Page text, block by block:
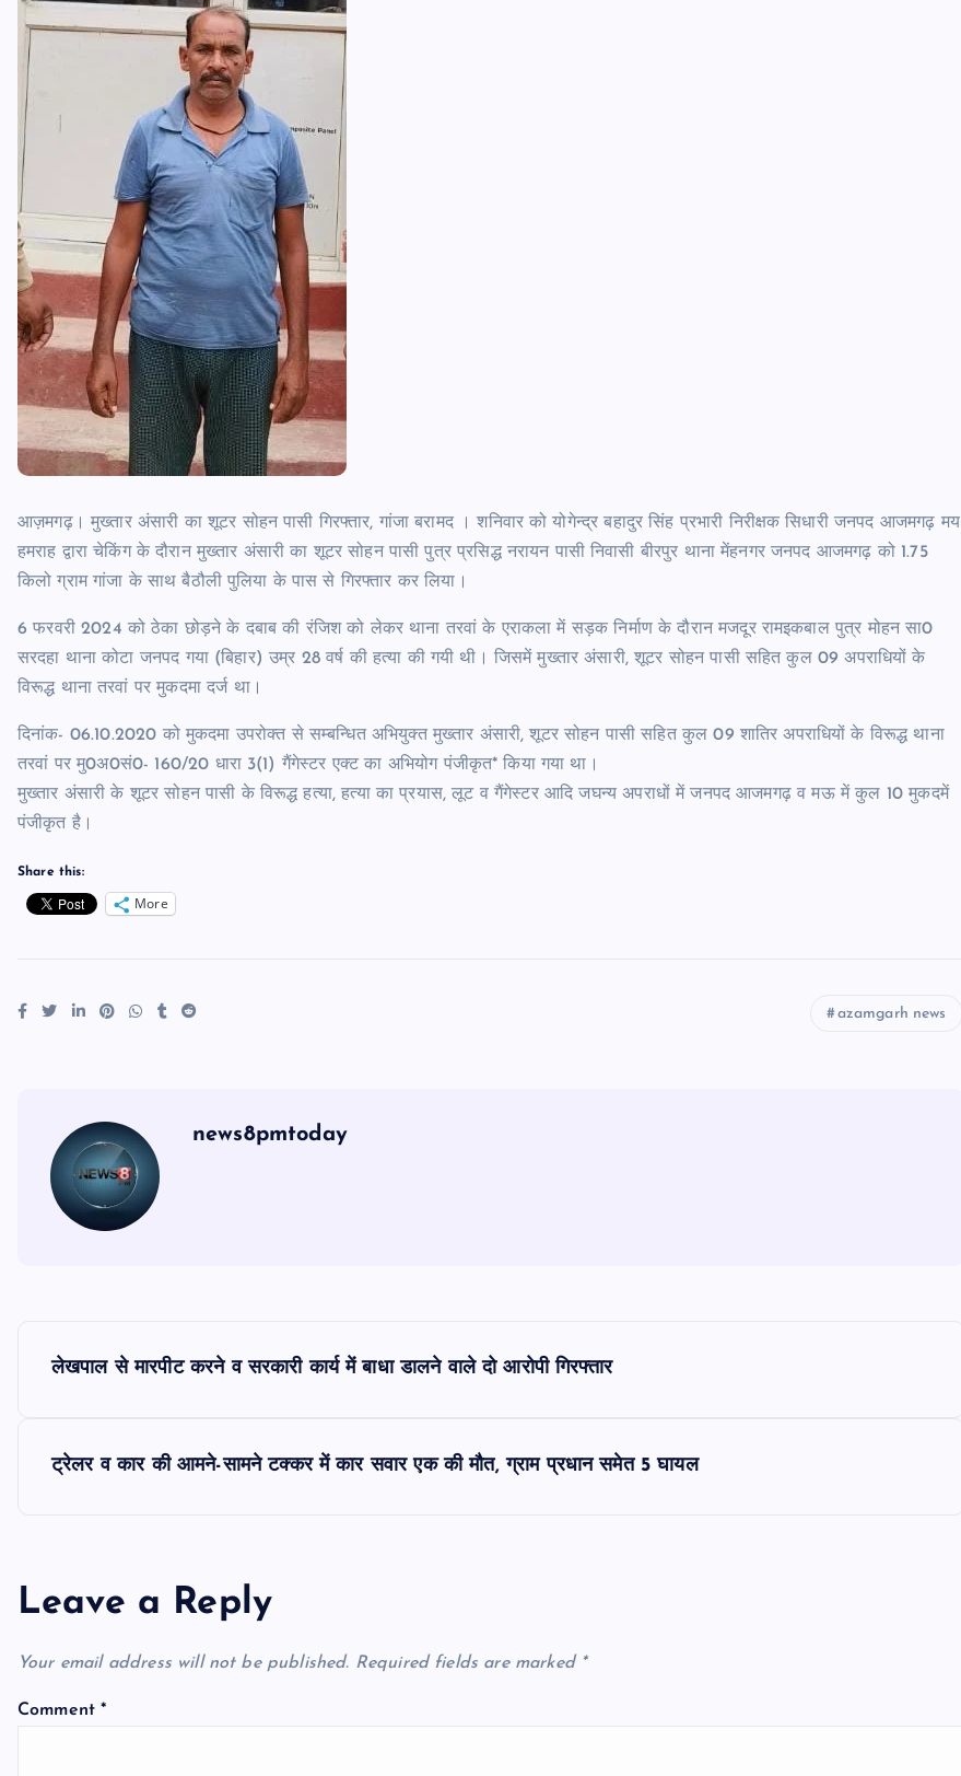
आज़मगढ़। मुख्तार अंसारी का शूटर सोहन पासी गिरफ्तार, गांजा बरामद । शनिवार को योगेन्द्र बहादुर सिंह प्रभारी निरीक्षक सिधारी जनपद आजमगढ़ मय
हमराह द्वारा चेकिंग के दौरान मुख्तार अंसारी का शूटर सोहन पासी पुत्र प्रसिद्ध नरायन पासी निवासी बीरपुर थाना मेंहनगर जनपद आजमगढ़ को 1.75
किलो ग्राम गांजा के साथ बैठौली पुलिया के पास से गिरफ्तार कर लिया।
6 फरवरी 2024 को ठेका छोड़ने के दबाब की रंजिश को लेकर थाना तरवां के एराकला में सड़क निर्माण के दौरान मजदूर रामइकबाल पुत्र मोहन सा0
सरदहा थाना कोटा जनपद गया (बिहार) उम्र 28 वर्ष की हत्या की गयी थी। जिसमें मुख्तार अंसारी, शूटर सोहन पासी सहित कुल 09 अपराधियों के
विरूद्ध थाना तरवां पर मुकदमा दर्ज था।
दिनांक- 06.10.2020 को मुकदमा उपरोक्त से सम्बन्धित अभियुक्त मुख्तार अंसारी, शूटर सोहन पासी सहित कुल 09 शातिर अपराधियों के विरूद्ध थाना
तरवां पर मु0अ0सं0- 160/20 धारा 3(1) गैंगेस्टर एक्ट का अभियोग पंजीकृत* किया गया था।
मुख्तार अंसारी के शूटर सोहन पासी के विरूद्ध हत्या, हत्या का प्रयास, लूट व गैंगेस्टर आदि जघन्य अपराधों में जनपद आजमगढ़ व मऊ में कुल 10 मुकदमें
पंजीकृत है।
Share this:
More
azamgarh news
news8pmtoday
n
a
v
लेखपाल से मारपीट करने व सरकारी कार्य में बाधा डालने वाले दो आरोपी गिरफ्तार
ट्रेलर व कार की आमने-सामने टक्कर में कार सवार एक की मौत, ग्राम प्रधान समेत 5 घायल
Leave a Reply
Your email address will not be published. Required fields are marked *
Comment*